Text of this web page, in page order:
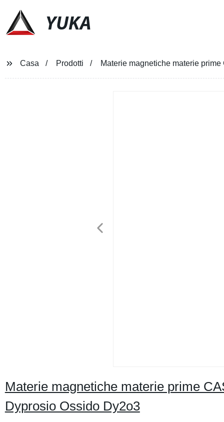
YUKA
Casa Prodotti Materie magnetiche materie
Materie magnetiche materie prime
Dyprosio Ossido Dy2o3